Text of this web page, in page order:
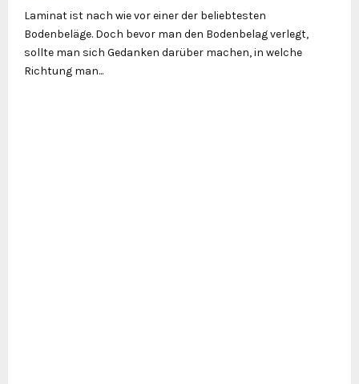
Laminat ist nach wie vor einer der beliebtesten
Bodenbeläge. Doch bevor man den Bodenbelag verlegt,
sollte man sich Gedanken darüber machen, in welche
Richtung man...